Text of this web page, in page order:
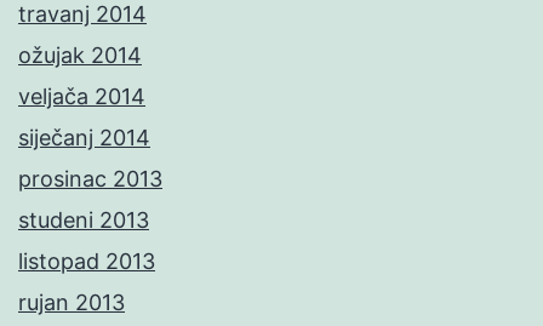
travanj 2014
ožujak 2014
veljača 2014
siječanj 2014
prosinac 2013
studeni 2013
listopad 2013
rujan 2013